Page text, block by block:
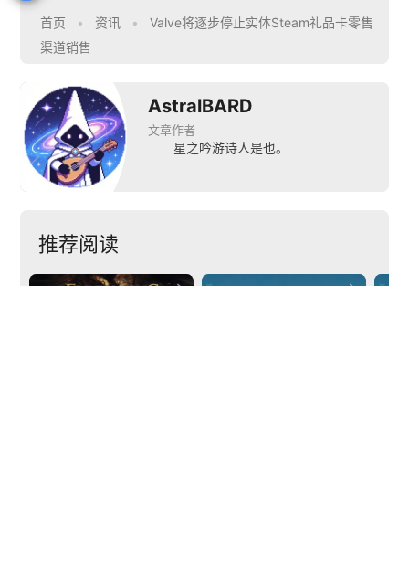
首页 • 资讯 •
Valve将逐步停止实体Steam礼品卡零售
渠道销售
AstralBARD
文章作者
星之吟游诗人是也。
推荐阅读

